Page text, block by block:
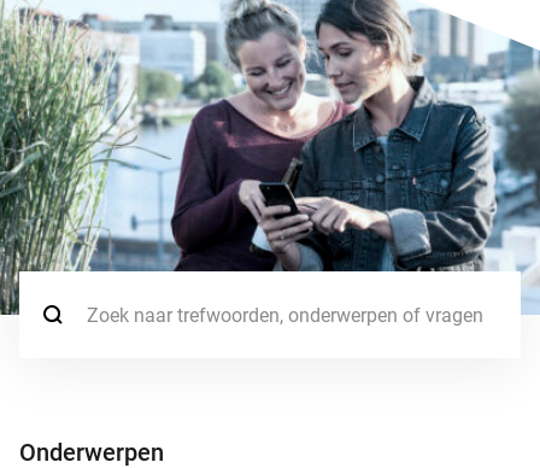
Zoek naar:
Onderwerpen
Onderwerpen